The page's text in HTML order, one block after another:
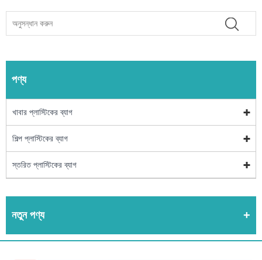
পণ্য
খাবার প্লাস্টিকের ব্যাগ
শিল্প প্লাস্টিকের ব্যাগ
স্তরিত প্লাস্টিকের ব্যাগ
নতুন পণ্য